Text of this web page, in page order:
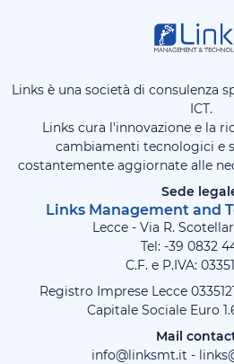
Links è una società di consulenza
ICT.
Links cura l'innovazione e la
cambiamenti tecnologici e
costantemente aggiornate alle
Sede
Links Management and
Lecce - Via R.
Tel: -39 0832
C.F. e P.IVA:
Registro Imprese Lecce
Capitale Sociale Euro
Mail
info@linksmt.it -